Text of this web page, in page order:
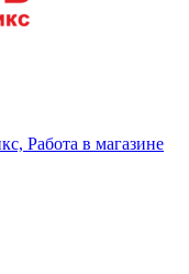
Работа в магазине